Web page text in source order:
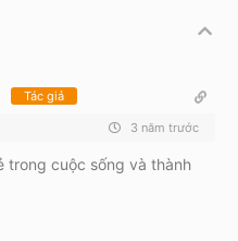
Tác giả
3 năm trước
trong cuộc sống và thành